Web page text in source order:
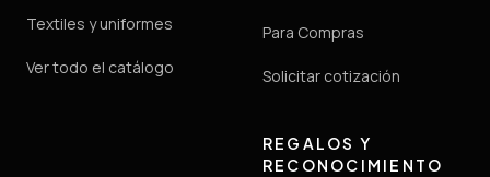
Textiles y uniformes
Ver todo el catálogo
Para Compras
Solicitar cotización
REGALOS Y
RECONOCIMIENTO